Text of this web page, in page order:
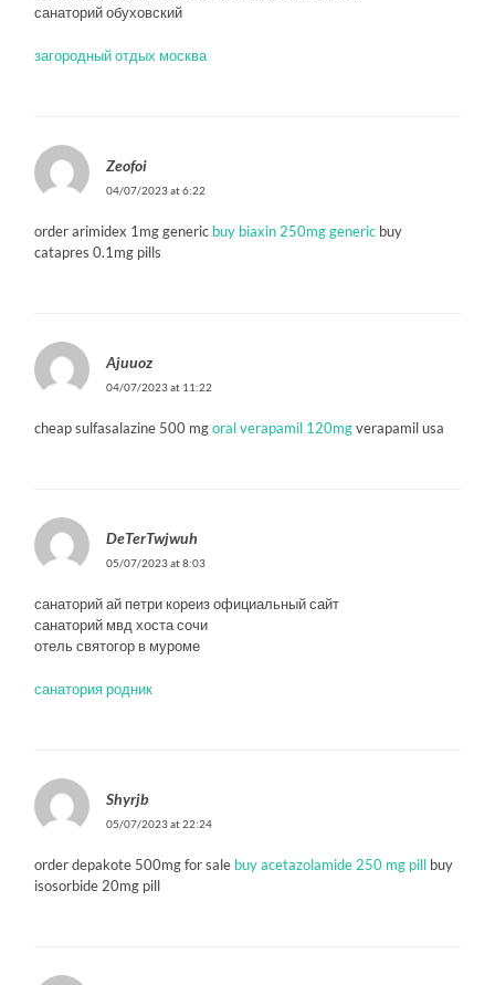
санаторий обуховский
загородный отдых москва
Zeofoi
04/07/2023 at 6:22
order arimidex 1mg generic buy biaxin 250mg generic buy
catapres 0.1mg pills
Ajuuoz
04/07/2023 at 11:22
cheap sulfasalazine 500 mgoral verapamil 120mgverapamil usa
DeTerTwjwuh
05/07/2023 at 8:03
санаторий ай петри кореиз официальный сайт
санаторий мвд хоста сочи
отель святогор в муроме
санатория родник
Shyrjb
05/07/2023 at 22:24
order depakote 500mg for sale buy acetazolamide 250 mg pill buy
isosorbide 20mg pill